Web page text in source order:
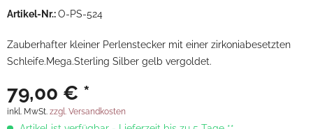
Artikel-Nr.:O-PS-524
Zauberhafter kleiner Perlenstecker mit einer zirkoniabesetzten
Schleife.Mega.Sterling Silber gelb vergoldet.
79,00 € *
inkl. MwSt. zzgl. Versandkosten